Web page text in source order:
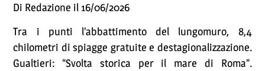
Di Redazione il 16/06/2026
Tra i punti l’abbattimento del lungomuro, 8,4
chilometri di spiagge gratuite e destagionalizzazione.
Gualtieri: “Svolta storica per il mare di Roma”.